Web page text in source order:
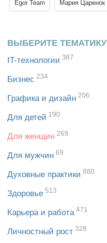
Egor Team Мария Царенок
ВЫБЕРИТЕ ТЕМАТИКУ
IT-технологии 387
Бизнес 234
Графика и дизайн 206
Для детей 190
Для женщин 269
Для мужчин 69
Духовные практики 880
Здоровье 513
Карьера и работа 471
Личностный рост 328